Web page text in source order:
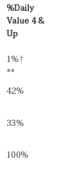
%Daily
Value 4 &
Up
1%†
**
42%
33%
100%